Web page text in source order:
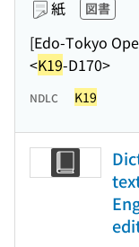
紙 図書
[Edo-Tokyo
<K19-D170>
NDLC K19